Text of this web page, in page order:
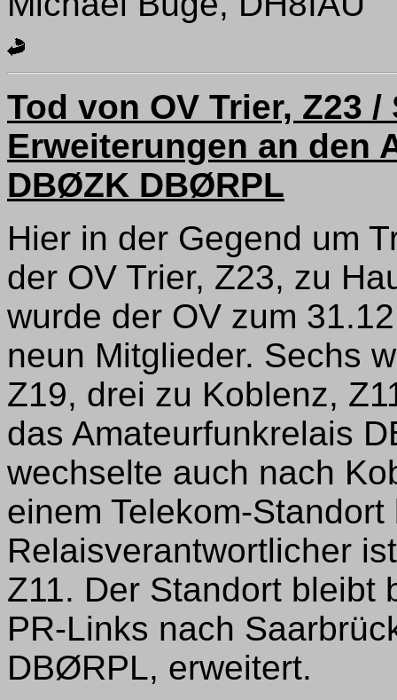
Tod von OV Trier, Z23
Erweiterungen an den
DBØZK DBØRPL
Hier in der Gegend um
der OV Trier, Z23, zu
wurde der OV zum
neun Mitglieder. Sechs
Z19, drei zu Koblenz,
das Amateurfunkrelais
wechselte auch nach
einem Telekom-
Relaisverantwortlicher
Z11. Der Standort bleibt
PR-Links nach
DBØRPL, erweitert.